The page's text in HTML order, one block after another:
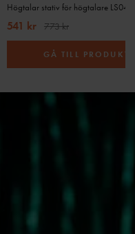
Högtalar stativ för högtalare LS04
541 kr 773 kr
GÅ TILL PRODUKT